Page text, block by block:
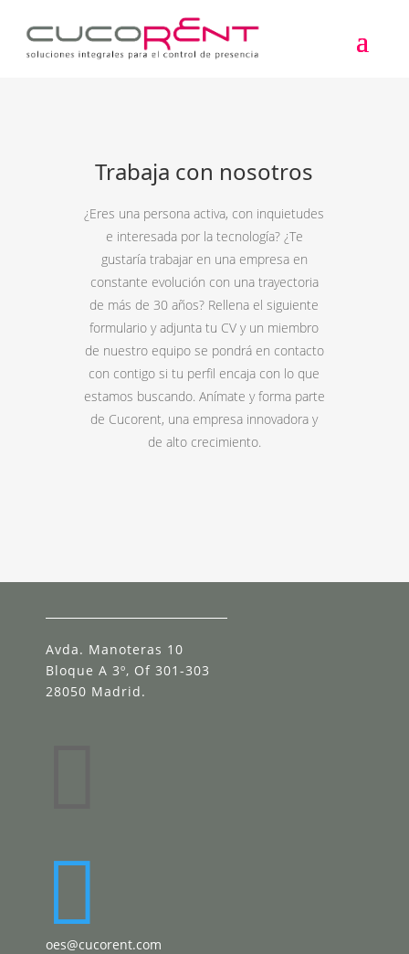
Trabaja con nosotros
¿Eres una persona activa, con inquietudes
e interesada por la tecnología? ¿Te
gustaría trabajar en una empresa en
constante evolución con una trayectoria
de más de 30 años? Rellena el siguiente
formulario y adjunta tu CV y un miembro
de nuestro equipo se pondrá en contacto
con contigo si tu perfil encaja con lo que
estamos buscando. Anímate y forma parte
de Cucorent, una empresa innovadora y
de alto crecimiento.
Avda. Manoteras 10
Bloque A 3º, Of 301-303
28050 Madrid.

oes@cucorent.com